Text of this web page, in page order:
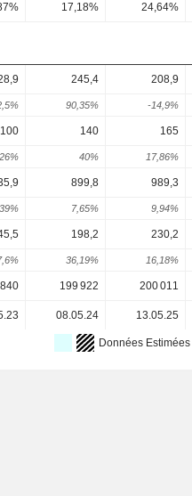
17,18% 24,64%
245,4 208,9
90,35% -14,9%
100 140 165
40% 17,86%
899,8 989,3
7,65% 9,94%
198,2 230,2
36,19% 16,18%
199 922 200 011
08.05.24 13.05.25
Données Estimées